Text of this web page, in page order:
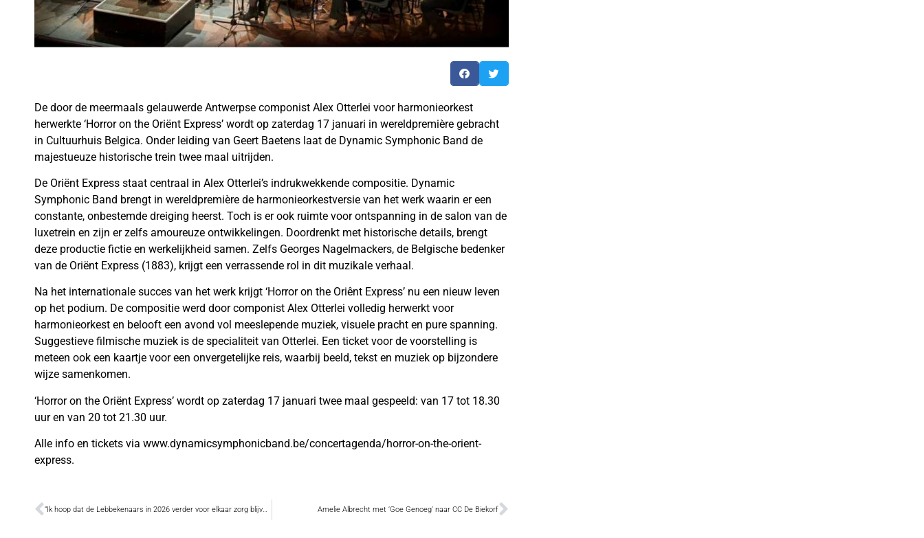
De door de meermaals gelauwerde Antwerpse componist Alex Otterlei voor harmonieorkest
herwerkte ‘Horror on the Oriënt Express’ wordt op zaterdag 17 januari in wereldpremière gebracht
in Cultuurhuis Belgica. Onder leiding van Geert Baetens laat de Dynamic Symphonic Band de
majestueuze historische trein twee maal uitrijden.
De Oriënt Express staat centraal in Alex Otterlei’s indrukwekkende compositie. Dynamic
Symphonic Band brengt in wereldpremière de harmonieorkestversie van het werk waarin er een
constante, onbestemde dreiging heerst. Toch is er ook ruimte voor ontspanning in de salon van de
luxetrein en zijn er zelfs amoureuze ontwikkelingen. Doordrenkt met historische details, brengt
deze productie fictie en werkelijkheid samen. Zelfs Georges Nagelmackers, de Belgische bedenker
van de Oriënt Express (1883), krijgt een verrassende rol in dit muzikale verhaal.
Na het internationale succes van het werk krijgt ‘Horror on the Oriênt Express’ nu een nieuw leven
op het podium. De compositie werd door componist Alex Otterlei volledig herwerkt voor
harmonieorkest en belooft een avond vol meeslepende muziek, visuele pracht en pure spanning.
Suggestieve filmische muziek is de specialiteit van Otterlei. Een ticket voor de voorstelling is
meteen ook een kaartje voor een onvergetelijke reis, waarbij beeld, tekst en muziek op bijzondere
wijze samenkomen.
‘Horror on the Oriënt Express’ wordt op zaterdag 17 januari twee maal gespeeld: van 17 tot 18.30
uur en van 20 tot 21.30 uur.
Alle info en tickets via www.dynamicsymphonicband.be/concertagenda/horror-on-the-orient-
express.
Amelie Albrecht met ‘Goe Genoeg’ naar CC De Biekorf